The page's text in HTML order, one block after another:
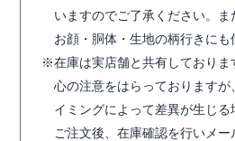
いますのでご了承ください。ま
お顔・胴体・生地の柄行きにも
在庫は実店舗と共有しておりま
心の注意をはらっておりますが
イミングによって差異が生じる
ご注文後、在庫確認を行いメー